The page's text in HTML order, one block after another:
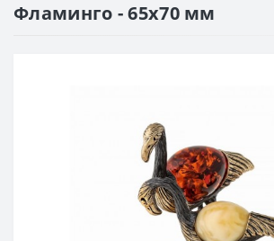
Фламинго - 65х70 мм